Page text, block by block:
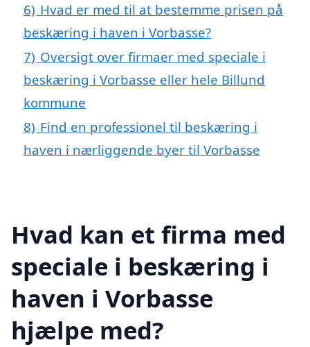
6) Hvad er med til at bestemme prisen på
beskæring i haven i Vorbasse?
7) Oversigt over firmaer med speciale i
beskæring i Vorbasse eller hele Billund
kommune
8) Find en professionel til beskæring i
haven i nærliggende byer til Vorbasse
Hvad kan et firma med
speciale i beskæring i
haven i Vorbasse
hjælpe med?